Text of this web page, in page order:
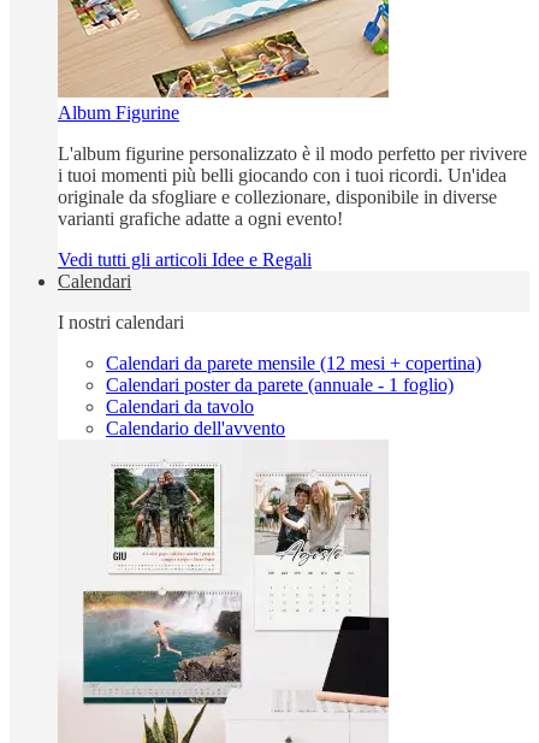
Album Figurine
L'album figurine personalizzato è il modo perfetto per rivivere
i tuoi momenti più belli giocando con i tuoi ricordi. Un'idea
originale da sfogliare e collezionare, disponibile in diverse
varianti grafiche adatte a ogni evento!
Vedi tutti gli articoli Idee e Regali
Calendari
I nostri calendari
Calendari da parete mensile (12 mesi + copertina)
Calendari poster da parete (annuale - 1 foglio)
Calendari da tavolo
Calendario dell'avvento